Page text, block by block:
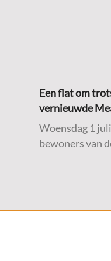
Een flat om
vernieuwde
Woensdag 1
bewoners van